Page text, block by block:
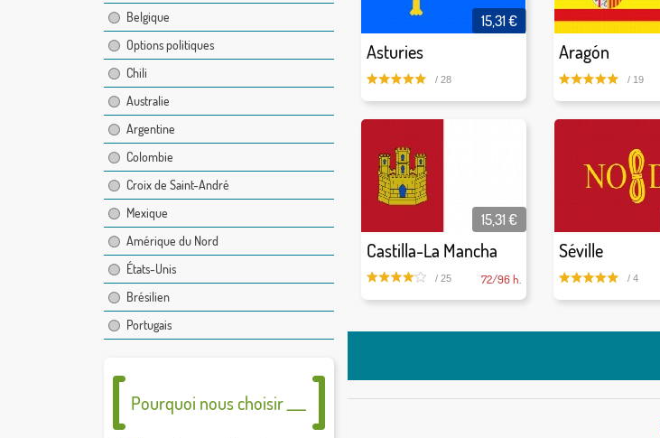
Belgique
Options politiques
Chili
Australie
Argentine
Colombie
Croix de Saint-André
Mexique
Amérique du Nord
États-Unis
Brésilien
Portugais
Pourquoi nous choisir ___
Asturies
15,31 €
/ 28
Aragón
/ 19
Castilla-La Mancha
15,31 €
/ 25 72/96 h.
Séville
/ 4